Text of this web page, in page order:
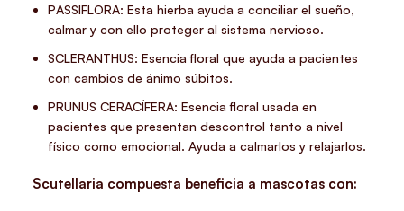
PASSIFLORA: Esta hierba ayuda a conciliar el sueño,
calmar y con ello proteger al sistema nervioso.
SCLERANTHUS: Esencia floral que ayuda a pacientes
con cambios de ánimo súbitos.
PRUNUS CERACÍFERA: Esencia floral usada en
pacientes que presentan descontrol tanto a nivel
físico como emocional. Ayuda a calmarlos y relajarlos.
Scutellaria compuesta beneficia a mascotas con: